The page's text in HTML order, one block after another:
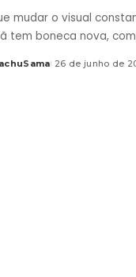
mudar o visual
tem boneca nova,
26 de junho de